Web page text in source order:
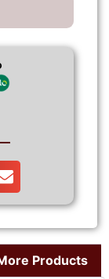
Products